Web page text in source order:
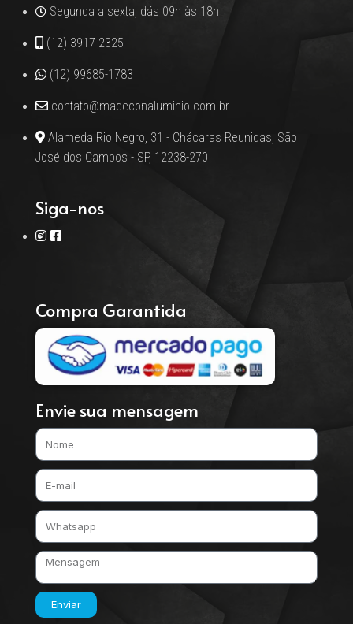
Segunda a sexta, dás 09h às 18h
(12) 3917-2325
(12) 99685-1783
contato@madeconaluminio.com.br
Alameda Rio Negro, 31 - Chácaras Reunidas, São
José dos Campos - SP, 12238-270
Siga-nos
Compra Garantida
Envie sua mensagem
Enviar